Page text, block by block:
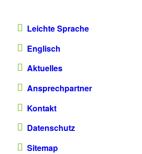
Leichte Sprache
Englisch
Aktuelles
Ansprechpartner
Kontakt
Datenschutz
Sitemap